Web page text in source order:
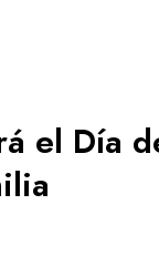
el Día